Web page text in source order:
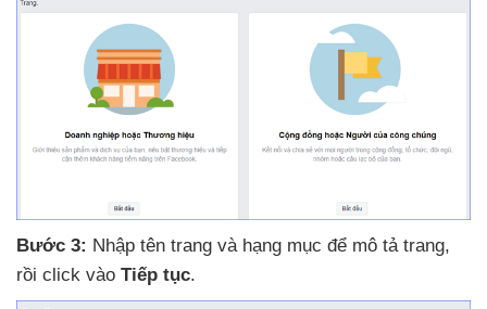
Bước 3: Nhập tên trang và hạng mục để mô tả trang,
rồi click vào Tiếp tục.